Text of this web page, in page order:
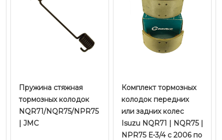
Пружина стяжная
тормозных колодок
NQR71/NQR75/NPR75
| JMC
Комплект тормозных
колодок передних
или задних колес
Isuzu NQR71 | NQR75 |
NPR75 Е-3/4 с 2006 по